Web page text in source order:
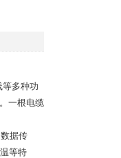
多种功
一根电缆
据传
等特